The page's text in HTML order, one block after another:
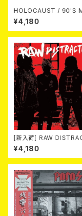
HOLOCAUST / 90'S
N YOUR MINDS
SWIRL BLUE VINYL)
¥4,180
[新入荷] RAW
NS / 奇しく燃える (LP)
¥4,180